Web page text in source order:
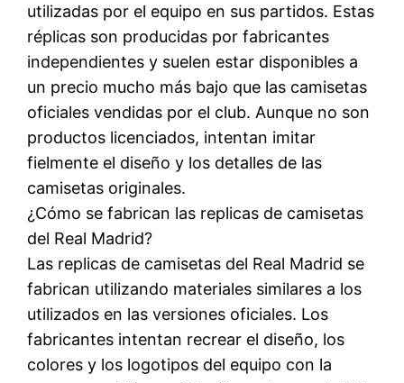
utilizadas por el equipo en sus partidos. Estas
réplicas son producidas por fabricantes
independientes y suelen estar disponibles a
un precio mucho más bajo que las camisetas
oficiales vendidas por el club. Aunque no son
productos licenciados, intentan imitar
fielmente el diseño y los detalles de las
camisetas originales.
¿Cómo se fabrican las replicas de camisetas
del Real Madrid?
Las replicas de camisetas del Real Madrid se
fabrican utilizando materiales similares a los
utilizados en las versiones oficiales. Los
fabricantes intentan recrear el diseño, los
colores y los logotipos del equipo con la